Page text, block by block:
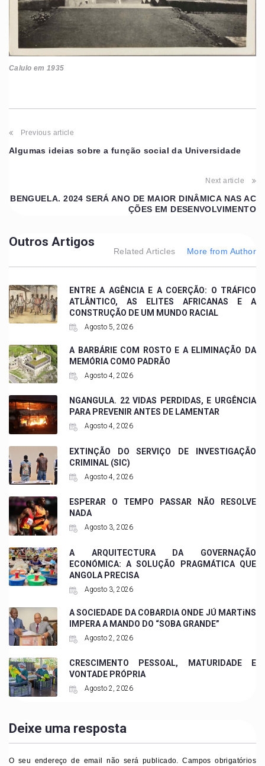
Calulo em 1935
Previous article
Algumas ideias sobre a função social da Universidade
Next article
BENGUELA. 2024 SERÁ ANO DE MAIOR DINÂMICA NAS AC
ÇÕES EM DESENVOLVIMENTO
Outros Artigos
Related Articles More from Author
ENTRE A AGÊNCIA E A COERÇÃO: O TRÁFICO
ATLÂNTICO, AS ELITES AFRICANAS E A
CONSTRUÇÃO DE UM MUNDO RACIAL
Agosto 5, 2026
A BARBÁRIE COM ROSTO E A ELIMINAÇÃO DA
MEMÓRIA COMO PADRÃO
Agosto 4, 2026
NGANGULA. 22 VIDAS PERDIDAS, E URGÊNCIA
PARA PREVENIR ANTES DE LAMENTAR
Agosto 4, 2026
EXTINÇÃO DO SERVIÇO DE INVESTIGAÇÃO
CRIMINAL (SIC)
Agosto 4, 2026
ESPERAR O TEMPO PASSAR NÃO RESOLVE
NADA
Agosto 3, 2026
A ARQUITECTURA DA GOVERNAÇÃO
ECONÓMICA: A SOLUÇÃO PRAGMÁTICA QUE
ANGOLA PRECISA
Agosto 3, 2026
A SOCIEDADE DA COBARDIA ONDE JÚ MARTiNS
IMPERA A MANDO DO “SOBA GRANDE”
Agosto 2, 2026
CRESCIMENTO PESSOAL, MATURIDADE E
VONTADE PRÓPRIA
Agosto 2, 2026
Deixe uma resposta
O seu endereço de email não será publicado. Campos obrigatórios